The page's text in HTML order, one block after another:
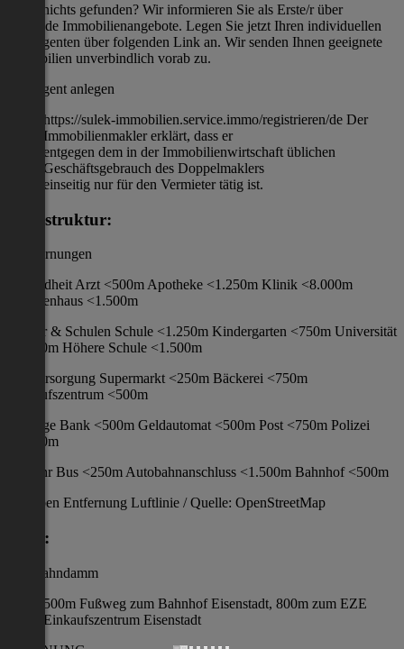
Noch nichts gefunden? Wir informieren Sie als Erste/r über
passende Immobilienangebote. Legen Sie jetzt Ihren individuellen
Suchagenten über folgenden Link an. Wir senden Ihnen geeignete
Immobilien unverbindlich vorab zu.
Suchagent anlegen
https://sulek-immobilien.service.immo/registrieren/de Der
Immobilienmakler erklärt, dass er
entgegen dem in der Immobilienwirtschaft üblichen
Geschäftsgebrauch des Doppelmaklers
einseitig nur für den Vermieter tätig ist.
Infrastruktur:
/ Entfernungen
Gesundheit Arzt <500m Apotheke <1.250m Klinik <8.000m
Krankenhaus <1.500m
Kinder & Schulen Schule <1.250m Kindergarten <750m Universität
<1.250m Höhere Schule <1.500m
Nahversorgung Supermarkt <250m Bäckerei <750m
Einkaufszentrum <500m
Sonstige Bank <500m Geldautomat <500m Post <750m Polizei
<1.000m
Verkehr Bus <250m Autobahnanschluss <1.500m Bahnhof <500m
Angaben Entfernung Luftlinie / Quelle: OpenStreetMap
Lage:
Am Bahndamm
500m Fußweg zum Bahnhof Eisenstadt, 800m zum EZE
Einkaufszentrum Eisenstadt